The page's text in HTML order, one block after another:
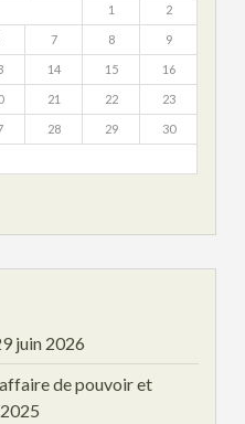
1 2
7 8 9
14 15 16
21 22 23
28 29 30
juin 2026
de pouvoir et